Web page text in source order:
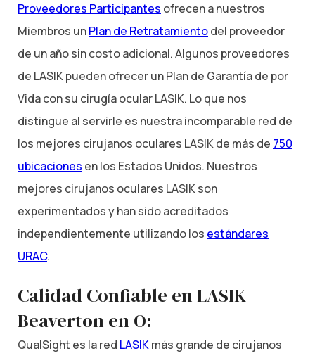
Proveedores Participantes ofrecen a nuestros
Miembros unPlan de Retratamientodel proveedor
de un año sin costo adicional. Algunos proveedores
de LASIK pueden ofrecer un Plan de Garantía de por
Vida con su cirugía ocular LASIK. Lo que nos
distingue al servirle es nuestra incomparable red de
los mejores cirujanos oculares LASIK de más de 750
ubicaciones en los Estados Unidos. Nuestros
mejores cirujanos oculares LASIK son
experimentados y han sido acreditados
independientemente utilizando los estándares
URAC.
Calidad Confiable en LASIK
Beaverton en O:
QualSight es la red LASIKmás grande de cirujanos